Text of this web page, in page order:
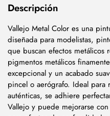
Descripción
Vallejo Metal Color es una
diseñada para modelistas,
que buscan efectos metálicos
pigmentos metálicos
excepcional y un acabado
pincel o aerógrafo. Ideal para
auténticas, se adhiere
Vallejo y puede mejorarse